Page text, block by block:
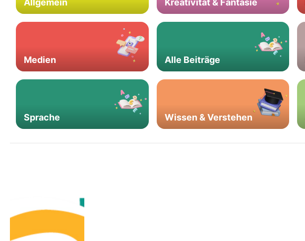
Allgemein Kreativität & Fantasie
Medien Alle Beiträge
Sprache Wissen & Verstehen